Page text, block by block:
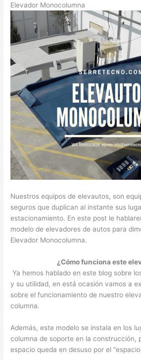
Elevador Monocolumna
Nuestros equipos de elevautos, son
seguros que duplican al instante sus
estacionamiento. En este post le
modelo de elevadores de autos para
Elevador Monocolumna.
¿Cómo funciona este
Ya hemos hablado en este blog sobre
y su utilidad, en está ocasión vamos a
sobre el funcionamiento de nuestro
columna.
Además, este modelo se instala en los
columna de soporte en la construcción,
espacio queda en desuso por el